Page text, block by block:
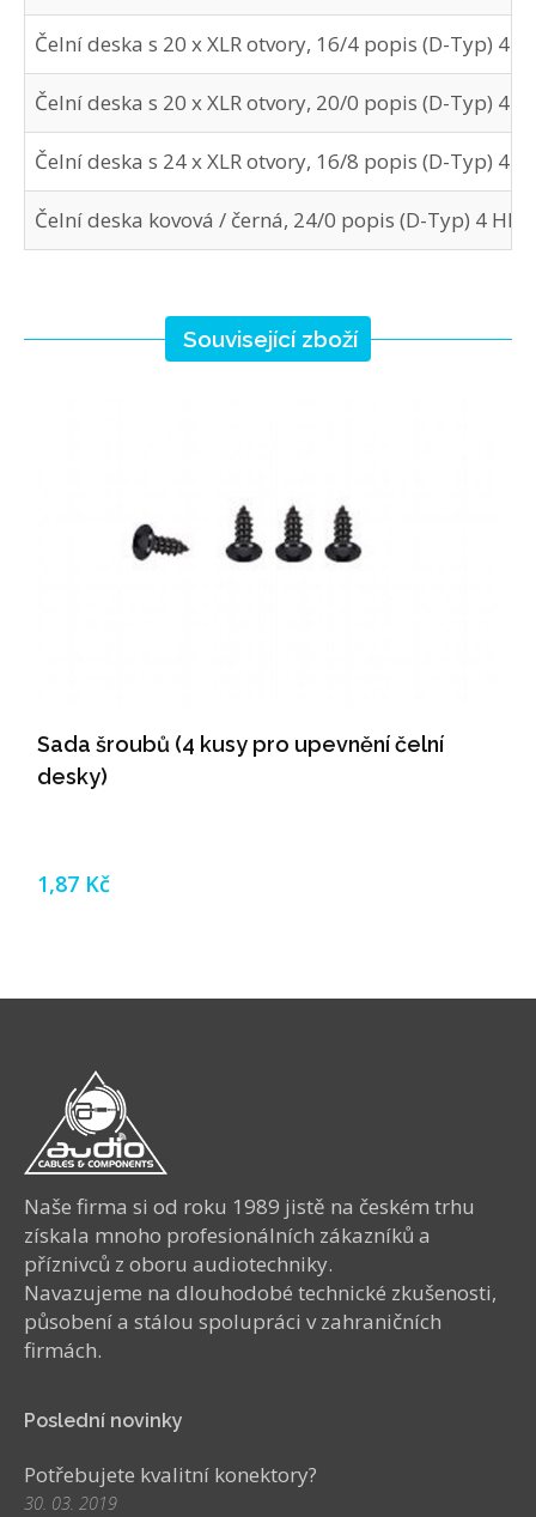
Čelní deska s 20 x XLR otvory, 16/4 popis (D-Typ)
Čelní deska s 20 x XLR otvory, 20/0 popis (D-Typ)
Čelní deska s 24 x XLR otvory, 16/8 popis (D-Typ)
Čelní deska kovová / černá, 24/0 popis (D-Typ) 4
Související zboží
Sada šroubů (4 kusy pro upevnění čelní
desky)
1,87 Kč
Naše firma si od roku 1989 jistě na českém trhu
získala mnoho profesionálních zákazníků a
příznivců z oboru audiotechniky.
Navazujeme na dlouhodobé technické zkušenosti,
působení a stálou spolupráci v zahraničních
firmách.
Poslední novinky
Potřebujete kvalitní konektory?
30. 03. 2019